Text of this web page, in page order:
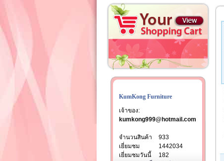
KumKong Furniture
เจ้าของ:
kumkong999@hotmail.com
จำนวนสินค้า
933
เยี่ยมชม
1442034
เยี่ยมชมวันนี้
182